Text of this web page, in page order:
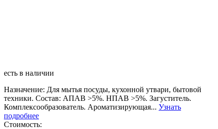
есть в наличии
Назначение: Для мытья посуды, кухонной утвари, бытовой
техники. Состав: АПАВ >5%. НПАВ >5%. Загуститель.
Комплексообразователь. Ароматизирующая... Узнать
подробнее
Стоимость: